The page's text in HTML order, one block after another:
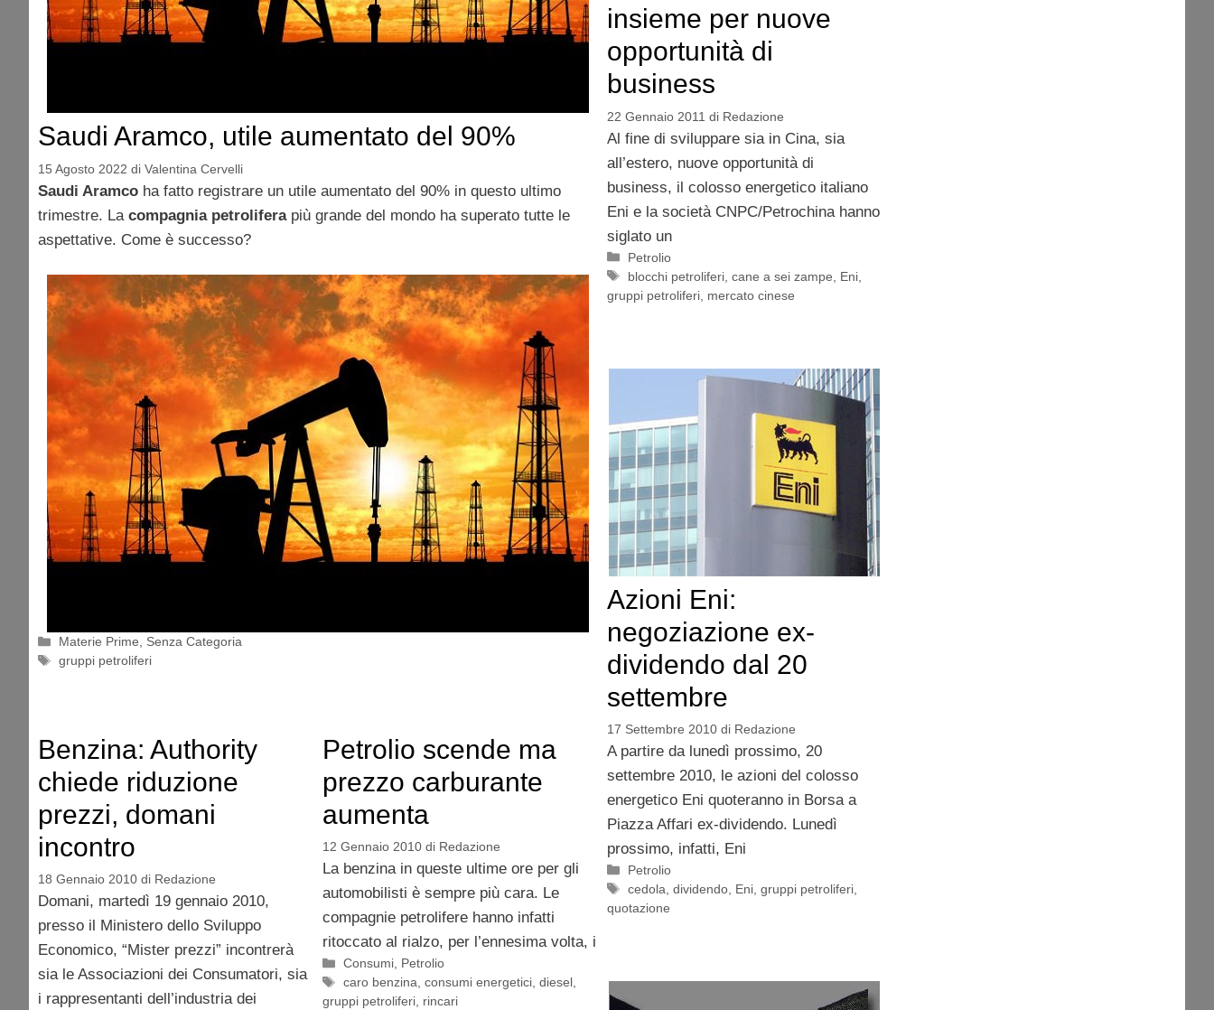
Saudi Aramco, utile aumentato del 90%
15 Agosto 2022 di Valentina Cervelli
Saudi Aramco ha fatto registrare un utile aumentato del 90% in questo ultimo
trimestre. La compagnia petroliferapiù grande del mondo ha superato tutte le
aspettative. Come è successo?
Categorie
Materie Prime
Senza Categoria
Tag
gruppi petroliferi
insieme per nuove
opportunità di
business
22 Gennaio 2011 di Redazione
Al fine di sviluppare sia in Cina, sia
all’estero, nuove opportunità di
business, il colosso energetico italiano
Eni e la società CNPC/Petrochina hanno
siglato un
Categorie
Petrolio
Tag
blocchi petroliferi ,cane a sei zampe Eni
gruppi petroliferi, mercato cinese
Azioni Eni:
negoziazione ex-
dividendo dal 20
settembre
17 Settembre 2010 di Redazione
A partire da lunedì prossimo, 20
settembre 2010, le azioni del colosso
energetico Eni quoteranno in Borsa a
Piazza Affari ex-dividendo. Lunedì
prossimo, infatti, Eni
Categorie
Petrolio
Tag
cedola ,dividendo Eni ,gruppi petroliferi
quotazione
Benzina: Authority
chiede riduzione
prezzi, domani
incontro
18 Gennaio 2010 di Redazione
Domani, martedì 19 gennaio 2010,
presso il Ministero dello Sviluppo
Economico, “Mister prezzi” incontrerà
sia le Associazioni dei Consumatori, sia
i rappresentanti dell’industria dei
Petrolio scende ma
prezzo carburante
aumenta
12 Gennaio 2010 di Redazione
La benzina in queste ultime ore per gli
automobilisti è sempre più cara. Le
compagnie petrolifere hanno infatti
ritoccato al rialzo, per l’ennesima volta, i
Categorie
Consumi, Petrolio
Tag
caro benzina,consumi energetici,diesel,
gruppi petroliferi, rincari